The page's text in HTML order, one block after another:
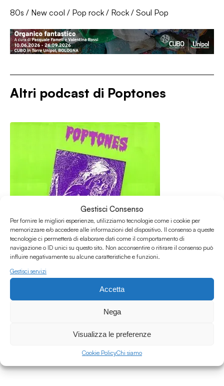
Gestisci Consenso
Per fornire le migliori esperienze, utilizziamo tecnologie come i cookie per
memorizzare e/o accedere alle informazioni del dispositivo. Il consenso a queste
tecnologie ci permetterà di elaborare dati come il comportamento di
navigazione o ID unici su questo sito. Non acconsentire o ritirare il consenso può
influire negativamente su alcune caratteristiche e funzioni.
Gestisci servizi
Accetta
Nega
Visualizza le preferenze
Cookie PolicyChi siamo
80s / New cool / Pop rock / Rock / Soul Pop
Altri podcast di Poptones
29.07.2025
Poptones # 237 w/Gabriele Savioli